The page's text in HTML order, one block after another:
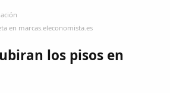
en marcas.eleconomista.es
los pisos en